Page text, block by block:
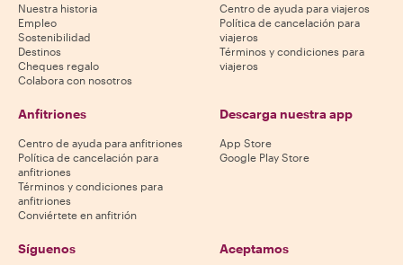
Nuestra historia
Empleo
Sostenibilidad
Destinos
Cheques regalo
Colabora con nosotros
Centro de ayuda para viajeros
Política de cancelación para
viajeros
Términos y condiciones para
viajeros
Anfitriones
Centro de ayuda para anfitriones
Política de cancelación para
anfitriones
Términos y condiciones para
anfitriones
Conviértete en anfitrión
Descarga nuestra app
App Store
Google Play Store
Síguenos Aceptamos